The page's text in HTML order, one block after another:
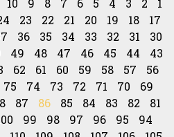
17
18
19
20
21
22
23
30
31
32
33
34
35
36
43
44
45
46
47
48
49
56
57
58
59
60
61
62
69
70
71
72
73
74
75
81
82
83
84
85
86
87
94
95
96
97
98
99